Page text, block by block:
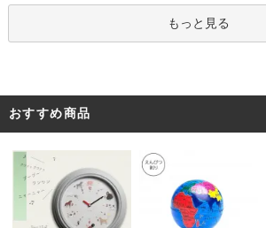
もっと見る
おすすめ商品